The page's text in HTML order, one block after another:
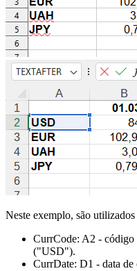
Neste exemplo, são
CurrCode: A2 - código
("USD").
CurrDate: D1 - data de